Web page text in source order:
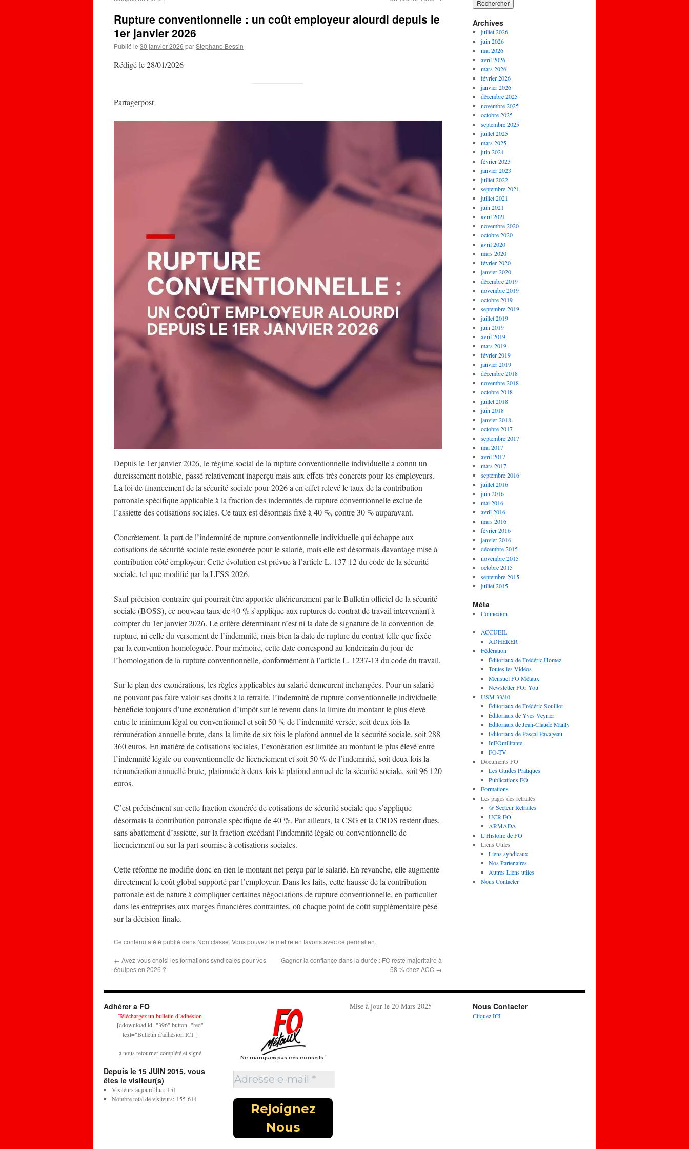
Rupture conventionnelle : un coût employeur alourdi depuis le
1er janvier 2026
Publié le 30 janvier 2026 parStephane Bessin
Rédigé le 28/01/2026
Partagerpost
Depuis le 1er janvier 2026, le régime social de la rupture conventionnelle individuelle a connu un
durcissement notable, passé relativement inaperçu mais aux effets très concrets pour les employeurs.
La loi de financement de la sécurité sociale pour 2026 a en effet relevé le taux de la contribution
patronale spécifique applicable à la fraction des indemnités de rupture conventionnelle exclue de
l’assiette des cotisations sociales. Ce taux est désormais fixé à 40 %, contre 30 % auparavant.
Concrètement, la part de l’indemnité de rupture conventionnelle individuelle qui échappe aux
cotisations de sécurité sociale reste exonérée pour le salarié, mais elle est désormais davantage mise à
contribution côté employeur. Cette évolution est prévue à l’article L. 137-12 du code de la sécurité
sociale, tel que modifié par la LFSS 2026.
Sauf précision contraire qui pourrait être apportée ultérieurement par le Bulletin officiel de la sécurité
sociale (BOSS), ce nouveau taux de 40 % s’applique aux ruptures de contrat de travail intervenant à
compter du 1er janvier 2026. Le critère déterminant n’est ni la date de signature de la convention de
rupture, ni celle du versement de l’indemnité, mais bien la date de rupture du contrat telle que fixée
par la convention homologuée. Pour mémoire, cette date correspond au lendemain du jour de
l’homologation de la rupture conventionnelle, conformément à l’article L. 1237-13 du code du travail.
Sur le plan des exonérations, les règles applicables au salarié demeurent inchangées. Pour un salarié
ne pouvant pas faire valoir ses droits à la retraite, l’indemnité de rupture conventionnelle individuelle
bénéficie toujours d’une exonération d’impôt sur le revenu dans la limite du montant le plus élevé
entre le minimum légal ou conventionnel et soit 50 % de l’indemnité versée, soit deux fois la
rémunération annuelle brute, dans la limite de six fois le plafond annuel de la sécurité sociale, soit 288
360 euros. En matière de cotisations sociales, l’exonération est limitée au montant le plus élevé entre
l’indemnité légale ou conventionnelle de licenciement et soit 50 % de l’indemnité, soit deux fois la
rémunération annuelle brute, plafonnée à deux fois le plafond annuel de la sécurité sociale, soit 96 120
euros.
C’est précisément sur cette fraction exonérée de cotisations de sécurité sociale que s’applique
désormais la contribution patronale spécifique de 40 %. Par ailleurs, la CSG et la CRDS restent dues,
sans abattement d’assiette, sur la fraction excédant l’indemnité légale ou conventionnelle de
licenciement ou sur la part soumise à cotisations sociales.
Cette réforme ne modifie donc en rien le montant net perçu par le salarié. En revanche, elle augmente
directement le coût global supporté par l’employeur. Dans les faits, cette hausse de la contribution
patronale est de nature à compliquer certaines négociations de rupture conventionnelle, en particulier
dans les entreprises aux marges financières contraintes, où chaque point de coût supplémentaire pèse
sur la décision finale.
Ce contenu a été publié dans Non classé. Vous pouvez le mettre en favoris avecce permalien.
← Avez-vous choisi les formations syndicales pour vos
équipes en 2026 ?
Gagner la confiance dans la durée : FO reste majoritaire à
58 % chez ACC →
Archives
juillet 2026
juin 2026
mai 2026
avril 2026
mars 2026
février 2026
janvier 2026
décembre 2025
novembre 2025
octobre 2025
septembre 2025
juillet 2025
mars 2025
juin 2024
février 2023
janvier 2023
juillet 2022
septembre 2021
juillet 2021
juin 2021
avril 2021
novembre 2020
octobre 2020
avril 2020
mars 2020
février 2020
janvier 2020
décembre 2019
novembre 2019
octobre 2019
septembre 2019
juillet 2019
juin 2019
avril 2019
mars 2019
février 2019
janvier 2019
décembre 2018
novembre 2018
octobre 2018
juillet 2018
juin 2018
janvier 2018
octobre 2017
septembre 2017
mai 2017
avril 2017
mars 2017
septembre 2016
juillet 2016
juin 2016
mai 2016
avril 2016
mars 2016
février 2016
janvier 2016
décembre 2015
novembre 2015
octobre 2015
septembre 2015
juillet 2015
Méta
Connexion
ACCUEIL
ADHÉRER
Fédération
Éditoriaux de Frédéric Homez
Toutes les Vidéos
Mensuel FO Métaux
Newsletter FOr You
USM 33/40
Éditoriaux de Frédéric Souillot
Éditoriaux de Yves Veyrier
Éditoriaux de Jean-Claude Mailly
Éditoriaux de Pascal Pavageau
InFOmilitante
FO-TV
Documents FO
Les Guides Pratiques
Publications FO
Formations
Les pages des retraités
@ Secteur Retraites
UCR FO
ARMADA
L’Histoire de FO
Liens Utiles
Liens syndicaux
Nos Partenaires
Autres Liens utiles
Nous Contacter
Adhérer a FO
Téléchargez un bulletin d’adhésion
[ddownload id="396" button="red"
text="Bulletin d'adhésion ICI"]
a nous retourner complété et signé
Depuis le 15 JUIN 2015, vous
êtes le visiteur(s)
Visiteurs aujourd’hui: 151
Nombre total de visiteurs: 155 614
Ne manquez pas ces conseils !
Mise à jour le 20 Mars 2025 Nous Contacter
Cliquez ICI